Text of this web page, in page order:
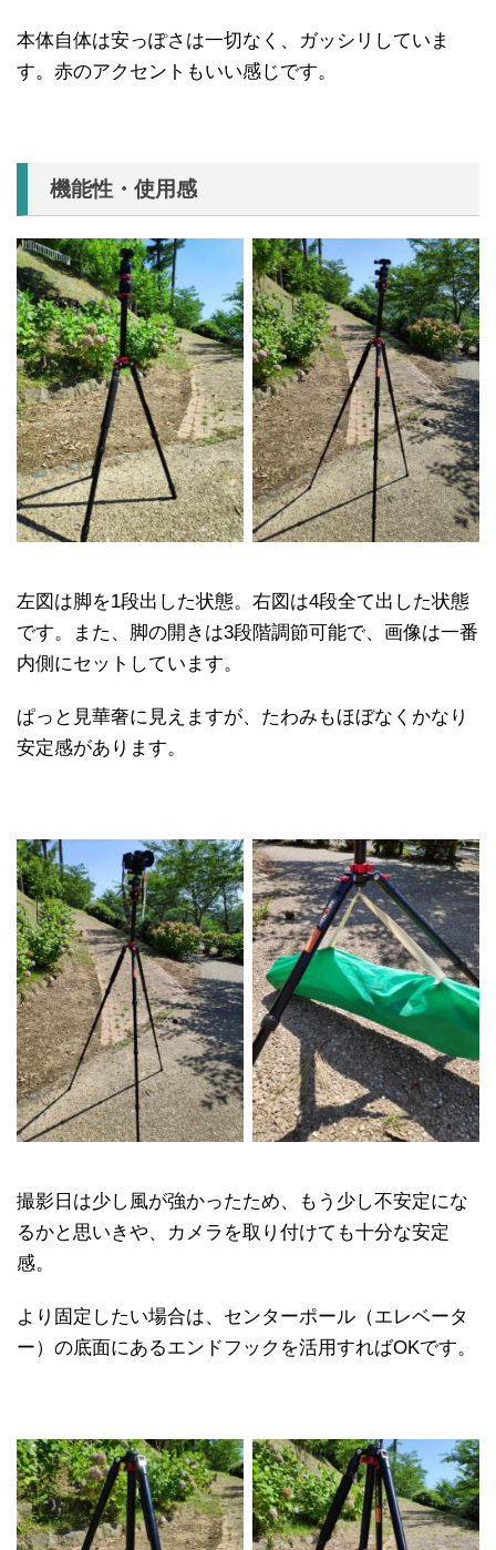
本体自体は安っぽさは一切なく、ガッシリしていま
す。赤のアクセントもいい感じです。
機能性・使用感
左図は脚を1段出した状態。右図は4段全て出した状態
です。また、脚の開きは3段階調節可能で、画像は一番
内側にセットしています。
ぱっと見華奢に見えますが、たわみもほぼなくかなり
安定感があります。
撮影日は少し風が強かったため、もう少し不安定にな
るかと思いきや、カメラを取り付けても十分な安定
感。
より固定したい場合は、センターポール（エレベータ
ー）の底面にあるエンドフックを活用すればOKです。